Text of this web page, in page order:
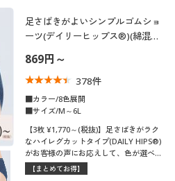
足さばきがよいシンプルゴムショ
ーツ(デイリーヒップス®)(綿混ス
869円～
378件
■カラー/8色展開
■サイズ/M～6L
【3枚 ¥1,770～(税抜)】足さばきがラク
なハイレグカットタイプ(DAILY HIPS®)
がお客様の声にお応えして、色が選べる
1枚売りになりました。全8色からお好き
な色をチョイス! 3枚以上でお得にご購入
【まとめてお得】